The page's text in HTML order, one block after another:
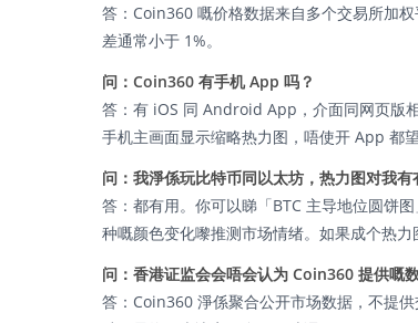
答：Coin360 嘅价格数据来自多个交易所加
差通常小于 1%。
问：Coin360 有手机 App 吗？
答：有 iOS 同 Android App，介面同网页版
手机主画面显示缩略热力图，唔使开 App 都望
问：我淨係玩比特币同以太坊，热力图对我有
答：都有用。你可以睇「BTC 主导地位圆饼
种嘅颜色变化嚟推测市场情绪。如果成个热力
问：香港证监会会唔会认为 Coin360 提供嘅
答：Coin360 淨係聚合公开市场数据，不提